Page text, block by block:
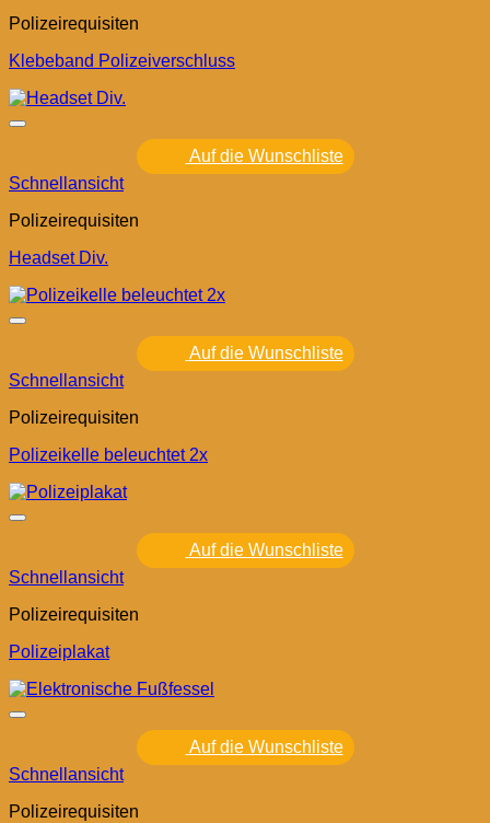
Polizeirequisiten
Klebeband Polizeiverschluss
Auf die Wunschliste
Schnellansicht
Polizeirequisiten
Headset Div.
Auf die Wunschliste
Schnellansicht
Polizeirequisiten
Polizeikelle beleuchtet 2x
Auf die Wunschliste
Schnellansicht
Polizeirequisiten
Polizeiplakat
Auf die Wunschliste
Schnellansicht
Polizeirequisiten